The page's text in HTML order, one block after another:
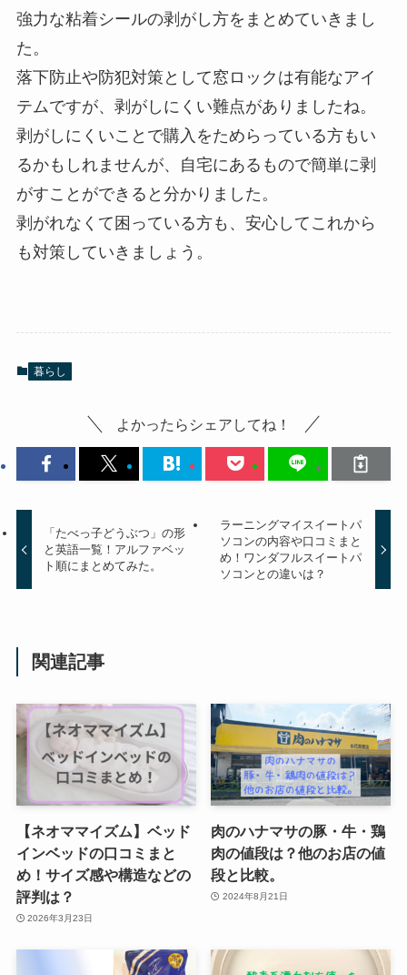
強力な粘着シールの剥がし方をまとめていきまし
た。
落下防止や防犯対策として窓ロックは有能なアイ
テムですが、剥がしにくい難点がありましたね。
剥がしにくいことで購入をためらっている方もい
るかもしれませんが、自宅にあるもので簡単に剥
がすことができると分かりました。
剥がれなくて困っている方も、安心してこれから
も対策していきましょう。
暮らし
よかったらシェアしてね！
「たべっ子どうぶつ」の形
と英語一覧！アルファベッ
ト順にまとめてみた。
ラーニングマイスイートパ
ソコンの内容や口コミまと
め！ワンダフルスイートパ
ソコンとの違いは？
関連記事
【ネオママイズム】ベッド
インベッドの口コミまと
め！サイズ感や構造などの
評判は？
2026年3月23日
肉のハナマサの豚・牛・鶏
肉の値段は？他のお店の値
段と比較。
2024年8月21日